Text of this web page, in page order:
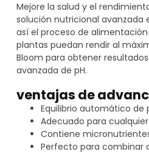
Mejore la salud y el
solución nutricional avanzada
así el proceso de
plantas puedan rendir al
Bloom para obtener
avanzada de pH.
ventajas de
Equilibrio automático de
Adecuado para
Contiene
Perfecto para combinar